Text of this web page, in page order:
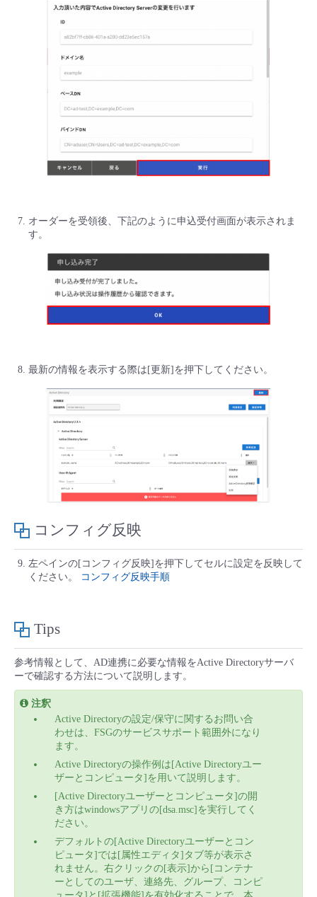
オーダーを受領後、下記のように申込受付画面が表示されま
す。
最新の情報を表示する際は[更新]を押下してください。
コンフィグ反映
左ペインの[コンフィグ反映]を押下してセルに設定を反映して
ください。
コンフィグ反映手順
Tips
参考情報として、AD連携に必要な情報をActive Directoryサーバ
ーで確認する方法について説明します。
注釈
Active Directoryの設定/保守に関するお問い合
わせは、FSGのサービスサポート範囲外になり
ます。
Active Directoryの操作例は[Active Directoryユー
ザーとコンピュータ]を用いて説明します。
[Active Directoryユーザーとコンピュータ]の開
き方はwindowsアプリの[dsa.msc]を実行してく
ださい。
デフォルトの[Active Directoryユーザーとコン
ピュータ]では[属性エディタ]タブ等が表示さ
れません。右クリックの[表示]から[コンテナ
ーとしてのユーザ、連絡先、グループ、コンピ